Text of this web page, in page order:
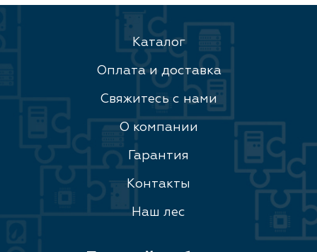
Каталог
Оплата и доставка
Свяжитесь с нами
О компании
Гарантия
Контакты
Наш лес